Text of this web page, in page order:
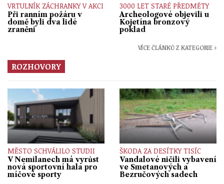
VRTULNÍK ZÁCHRANKY V AKCI
Při ranním požáru v
domě byli dva lidé
zraněni
3000 LET STARÉ PŘEDMĚTY
Archeologové objevili u
Kojetína bronzový
poklad
VÍCE ČLÁNKŮ Z KATEGORIE ›
ROZHOVORY
MĚSTO SCHVÁLILO STUDII
V Nemilanech má vyrůst
nová sportovní hala pro
míčové sporty
ŠKODA ZA DESÍTKY TISÍC
Vandalové ničili vybavení
ve Smetanových a
Bezručových sadech